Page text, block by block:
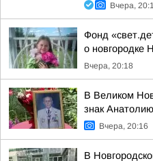
Вчера,
Фонд
о новгородке
Вчера, 20:18
В Великом
знак
Вчера, 20:16
В